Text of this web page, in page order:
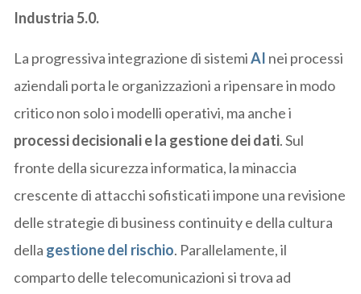
Industria 5.0.
La progressiva integrazione di sistemiAI nei processi
aziendali porta le organizzazioni a ripensare in modo
critico non solo i modelli operativi, ma anche i
processi decisionali e la gestione dei dati. Sul
fronte della sicurezza informatica, la minaccia
crescente di attacchi sofisticati impone una revisione
delle strategie di business continuity e della cultura
della gestione del rischio. Parallelamente, il
comparto delle telecomunicazioni si trova ad